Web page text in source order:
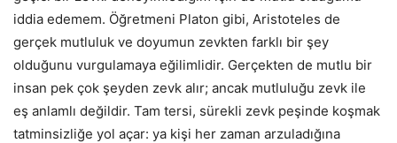
iddia edemem. Öğretmeni Platon gibi, Aristoteles de
gerçek mutluluk ve doyumun zevkten farklı bir şey
olduğunu vurgulamaya eğilimlidir. Gerçekten de mutlu bir
insan pek çok şeyden zevk alır; ancak mutluluğu zevk ile
eş anlamlı değildir. Tam tersi, sürekli zevk peşinde koşmak
tatminsizliğe yol açar: ya kişi her zaman arzuladığına